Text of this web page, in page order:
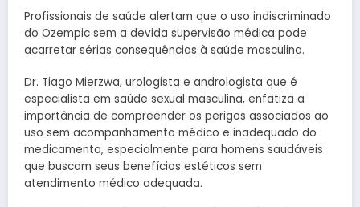
Profissionais de saúde alertam que o uso indiscriminado
do Ozempic sem a devida supervisão médica pode
acarretar sérias consequências à saúde masculina.
Dr. Tiago Mierzwa, urologista e andrologista que é
especialista em saúde sexual masculina, enfatiza a
importância de compreender os perigos associados ao
uso sem acompanhamento médico e inadequado do
medicamento, especialmente para homens saudáveis
que buscam seus benefícios estéticos sem
atendimento médico adequada.